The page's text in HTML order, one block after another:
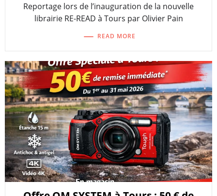
Reportage lors de l’inauguration de la nouvelle
librairie RE-READ à Tours par Olivier Pain
READ MORE